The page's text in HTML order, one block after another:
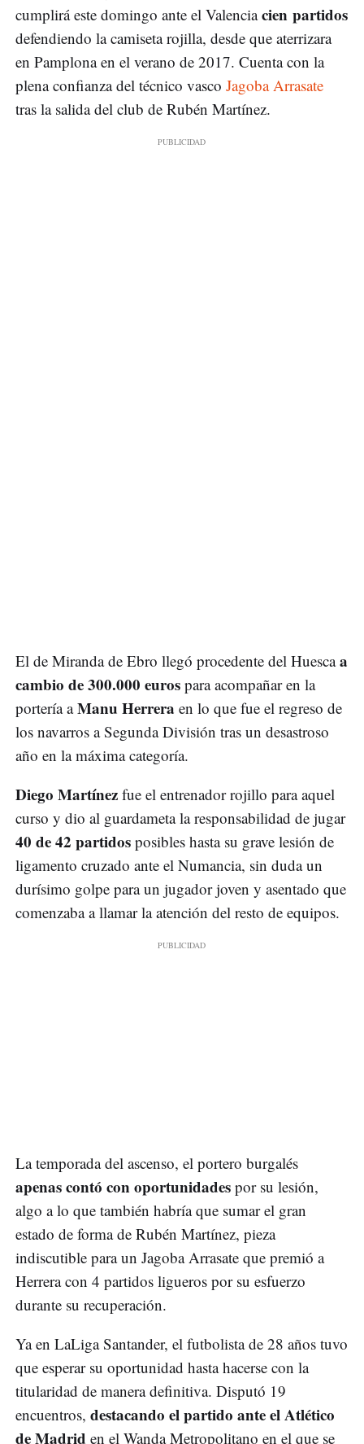
cumplirá este domingo ante el Valenciacien partidos
defendiendo la camiseta rojilla, desde que aterrizara
en Pamplona en el verano de 2017. Cuenta con la
plena confianza del técnico vasco Jagoba Arrasate
tras la salida del club de Rubén Martínez.
El de Miranda de Ebro llegó procedente del Huescaa
cambio de 300.000 euros para acompañar en la
portería aManu Herrera en lo que fue el regreso de
los navarros a Segunda División tras un desastroso
año en la máxima categoría.
Diego Martínez fue el entrenador rojillo para aquel
curso y dio al guardameta la responsabilidad de jugar
40 de 42 partidos posibles hasta su grave lesión de
ligamento cruzado ante el Numancia, sin duda un
durísimo golpe para un jugador joven y asentado que
comenzaba a llamar la atención del resto de equipos.
La temporada del ascenso, el portero burgalés
apenas contó con oportunidades por su lesión,
algo a lo que también habría que sumar el gran
estado de forma de Rubén Martínez, pieza
indiscutible para un Jagoba Arrasate que premió a
Herrera con 4 partidos ligueros por su esfuerzo
durante su recuperación.
Ya en LaLiga Santander, el futbolista de 28 años tuvo
que esperar su oportunidad hasta hacerse con la
titularidad de manera definitiva. Disputó 19
encuentros, destacando el partido ante el Atlético
de Madrid en el Wanda Metropolitano en el que se